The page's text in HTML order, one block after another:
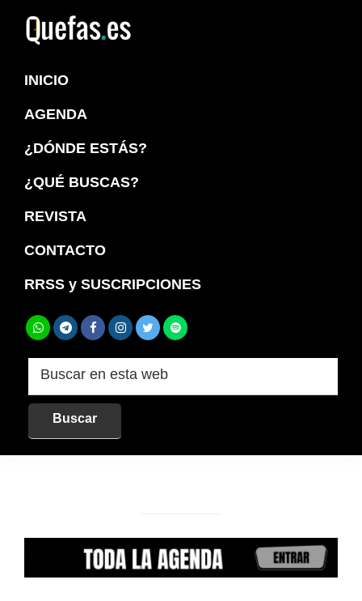
navegación
principal
principal
INICIO
AGENDA
¿DÓNDE ESTÁS?
¿QUÉ BUSCAS?
REVISTA
CONTACTO
RRSS y SUSCRIPCIONES
Buscar
web